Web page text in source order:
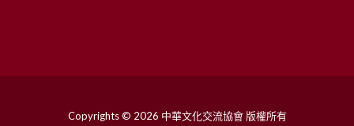
Copyrights © 2026 中華文化交流協會 版權所有